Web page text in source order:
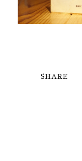
SHARE